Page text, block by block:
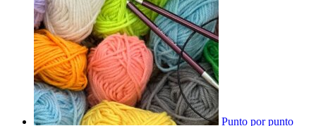
Punto por punto